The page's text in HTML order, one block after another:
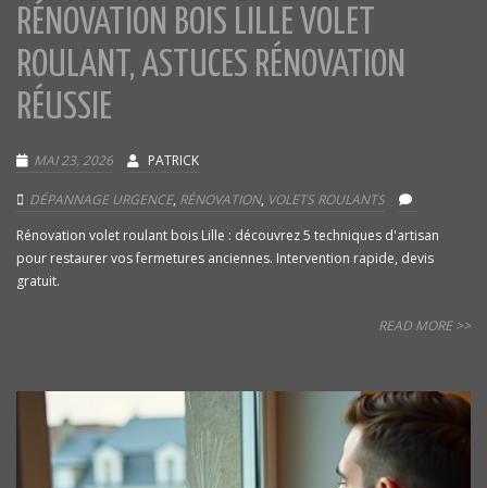
RÉNOVATION BOIS LILLE VOLET
ROULANT, ASTUCES RÉNOVATION
RÉUSSIE
MAI 23, 2026 PATRICK
DÉPANNAGE URGENCE, RÉNOVATION, VOLETS ROULANTS
Rénovation volet roulant bois Lille : découvrez 5 techniques d'artisan
pour restaurer vos fermetures anciennes. Intervention rapide, devis
gratuit.
READ MORE >>